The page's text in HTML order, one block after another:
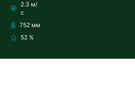
2.3 м/
с
752 мм
52 %